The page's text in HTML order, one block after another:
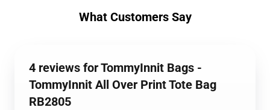
What Customers Say
4 reviews for TommyInnit Bags -
TommyInnit All Over Print Tote Bag
RB2805